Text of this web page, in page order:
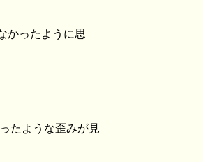
かったように思
たような歪みが見